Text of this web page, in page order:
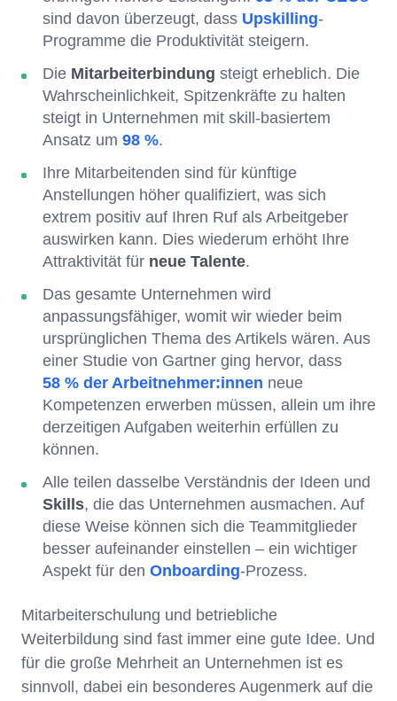
sind davon überzeugt, dass Upskilling-
Programme die Produktivität steigern.
Die Mitarbeiterbindung steigt erheblich. Die
Wahrscheinlichkeit, Spitzenkräfte zu halten
steigt in Unternehmen mit skill-basiertem
Ansatz um 98 %.
Ihre Mitarbeitenden sind für künftige
Anstellungen höher qualifiziert, was sich
extrem positiv auf Ihren Ruf als Arbeitgeber
auswirken kann. Dies wiederum erhöht Ihre
Attraktivität für neue Talente.
Das gesamte Unternehmen wird
anpassungsfähiger, womit wir wieder beim
ursprünglichen Thema des Artikels wären. Aus
einer Studie von Gartner ging hervor, dass
58 % der Arbeitnehmer:innen neue
Kompetenzen erwerben müssen, allein um ihre
derzeitigen Aufgaben weiterhin erfüllen zu
können.
Alle teilen dasselbe Verständnis der Ideen und
Skills, die das Unternehmen ausmachen. Auf
diese Weise können sich die Teammitglieder
besser aufeinander einstellen – ein wichtiger
Aspekt für den Onboarding-Prozess.
Mitarbeiterschulung und betriebliche
Weiterbildung sind fast immer eine gute Idee. Und
für die große Mehrheit an Unternehmen ist es
sinnvoll, dabei ein besonderes Augenmerk auf die